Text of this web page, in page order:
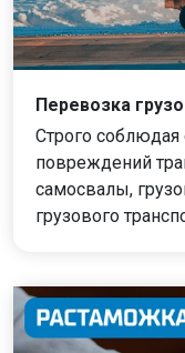
Перевозка
Строго соблюдая
повреждений
самосвалы,
грузового